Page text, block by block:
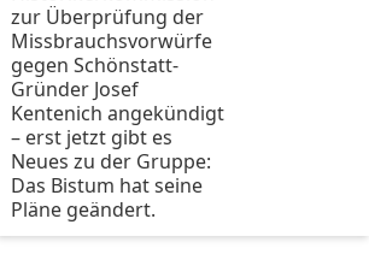
zur Überprüfung der
Missbrauchsvorwürfe
gegen Schönstatt-
Gründer Josef
Kentenich angekündigt
– erst jetzt gibt es
Neues zu der Gruppe:
Das Bistum hat seine
Pläne geändert.